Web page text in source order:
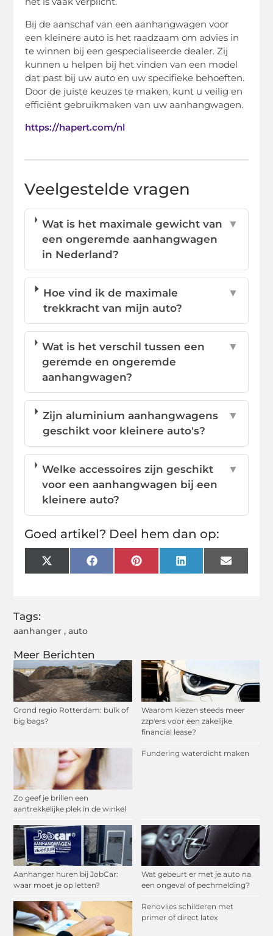
Meer Berichten
Grond regio Rotterdam: bulk of
big bags?
Waarom kiezen steeds meer
zzp'ers voor een zakelijke
financial lease?
Zo geef je brillen een
aantrekkelijke plek in de winkel
Fundering waterdicht maken
Aanhanger huren bij JobCar:
waar moet je op letten?
Wat gebeurt er met je auto na
een ongeval of pechmelding?
Renovlies schilderen met
primer of direct latex
Bij de aanschaf van een aanhangwagen voor
een kleinere auto is het raadzaam om advies in
te winnen bij een gespecialiseerde dealer. Zij
kunnen u helpen bij het vinden van een model
dat past bij uw auto en uw specifieke behoeften.
Door de juiste keuzes te maken, kunt u veilig en
efficiënt gebruikmaken van uw aanhangwagen.
https://hapert.com/nl
Veelgestelde vragen
Wat is het maximale gewicht van
een ongeremde aanhangwagen
in Nederland?
▼
Hoe vind ik de maximale
trekkracht van mijn auto?
▼
Wat is het verschil tussen een
geremde en ongeremde
aanhangwagen?
▼
Zijn aluminium aanhangwagens
geschikt voor kleinere auto's?
▼
Welke accessoires zijn geschikt
voor een aanhangwagen bij een
kleinere auto?
▼
Goed artikel? Deel hem dan op:
X
(Twitter)
FacebookPinterestLinkedInEmail
Tags:
aanhanger ,auto